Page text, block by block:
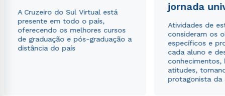
A Cruzeiro do Sul Virtual está
presente em todo o país,
oferecendo os melhores cursos
de graduação e pós-graduação a
distância do país
jornada
Atividades de
consideram os
específicos e
cada aluno e
conhecimentos,
atitudes,
protagonista da